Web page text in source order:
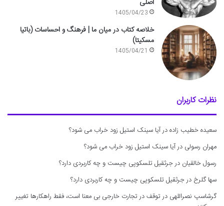
اصلی
1405/04/23
خلاصه کتاب در میان ما | فرهنگ و احساسات (باتیا
مسکیتا)
1405/04/21
نظرات کاربران
سعیده خطیب زادهدرآیا سینک استیل زود خراب می شود؟
مهران رسولی درآیا سینک استیل زود خراب می شود؟
رسول خالقیان درجرثقیل تلسکوپی چیست و چه کاربردی دارد؟
سها گلرخ درجرثقیل تلسکوپی چیست و چه کاربردی دارد؟
گرشاسپ نصراللهی درتوقف در تجارت خارجی بی معنا است، فقط راهکارها تغییر